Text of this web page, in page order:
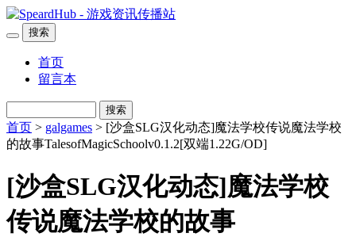
搜索
首页
留言本
搜索
首页 > galgames > [沙盒SLG汉化动态]魔法学校传说魔法学校
的故事TalesofMagicSchoolv0.1.2[双端1.22G/OD]
[沙盒SLG汉化动态]魔法学校
传说魔法学校的故事